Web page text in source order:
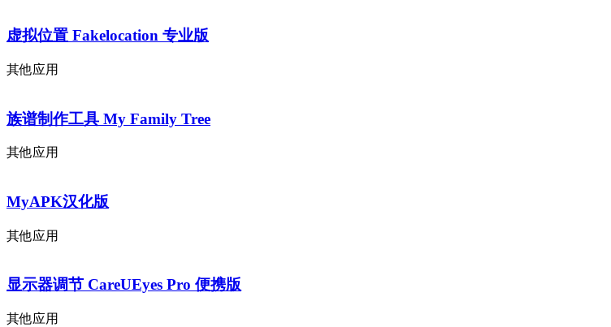
虚拟位置 Fakelocation 专业版
其他应用
族谱制作工具 My Family Tree
其他应用
MyAPK汉化版
其他应用
显示器调节 CareUEyes Pro 便携版
其他应用